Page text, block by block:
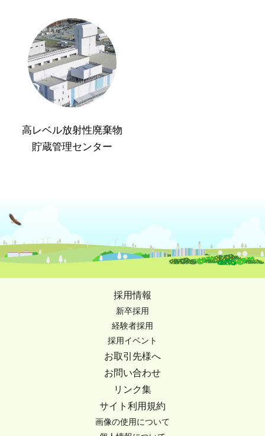
高レベル放射性廃棄物
貯蔵管理センター
採用情報
新卒採用
経験者採用
採用イベント
お取引先様へ
お問い合わせ
リンク集
サイト利用規約
画像の使用について